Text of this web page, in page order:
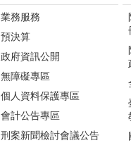
業務服務
預決算
政府資訊公開
無障礙專區
個人資料保護專區
會計公告專區
刑案新聞檢討會議公告